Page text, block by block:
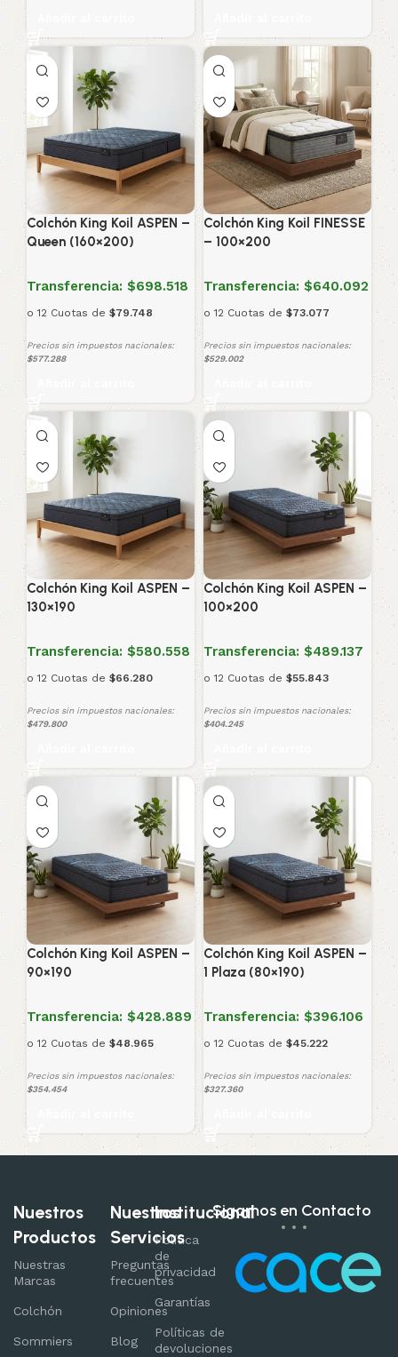
Colchón King Koil ASPEN –
Queen (160×200)
Transferencia: $698.518
o 12 Cuotas de $79.748
Precios sin impuestos nacionales:
$577.288
Colchón King Koil FINESSE
– 100×200
Transferencia: $640.092
o 12 Cuotas de $73.077
Precios sin impuestos nacionales:
$529.002
Colchón King Koil ASPEN –
130×190
Transferencia: $580.558
o 12 Cuotas de $66.280
Precios sin impuestos nacionales:
$479.800
Colchón King Koil ASPEN –
100×200
Transferencia: $489.137
o 12 Cuotas de $55.843
Precios sin impuestos nacionales:
$404.245
Colchón King Koil ASPEN –
90×190
Transferencia: $428.889
o 12 Cuotas de $48.965
Precios sin impuestos nacionales:
$354.454
Colchón King Koil ASPEN –
1 Plaza (80×190)
Transferencia: $396.106
o 12 Cuotas de $45.222
Precios sin impuestos nacionales:
$327.360
Nuestros
Productos
Nuestras
Marcas
Colchón
Sommiers
Nuestros
Servicios
Preguntas
frecuentes
Opiniones
Blog
Institucional
Política
de
privacidad
Garantías
Políticas de
devoluciones
Sigamos en Contacto